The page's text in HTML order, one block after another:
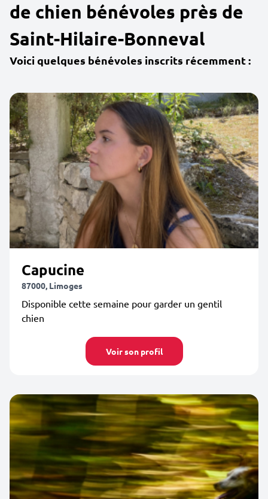
de chien bénévoles près de
Saint-Hilaire-Bonneval
Voici quelques bénévoles inscrits récemment :
Capucine
87000, Limoges
Disponible cette semaine pour garder un gentil
chien
Voir son profil